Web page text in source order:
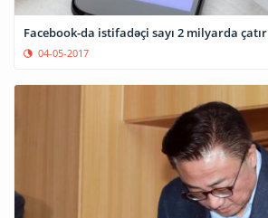
Facebook-da istifadəçi sayı 2 milyarda çatır
04-05-2017